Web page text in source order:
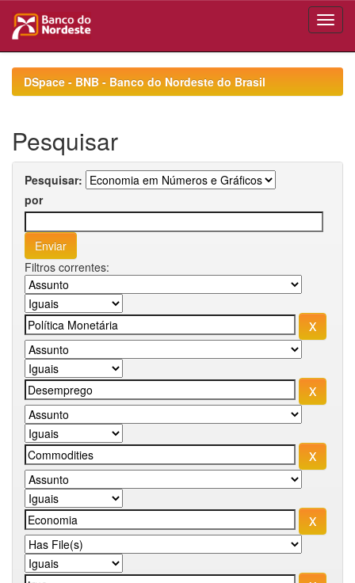
navigationDSpace - BNB - Banco do Nordeste do Brasil
Pesquisar
Pesquisar:
por
Filtros correntes: